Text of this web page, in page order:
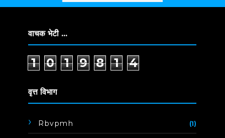
वाचक भेटी ...
1 0 1 9 8 1 4
वृत्त विभाग
Rbvpmh (1)